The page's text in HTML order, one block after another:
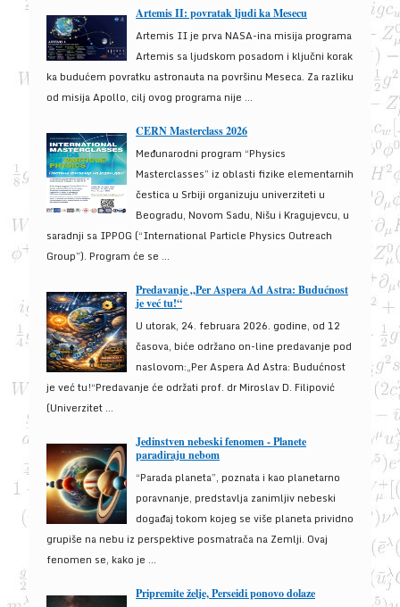
Artemis II: povratak ljudi ka Mesecu
Artemis II je prva NASA-ina misija programa
Artemis sa ljudskom posadom i ključni korak
ka budućem povratku astronauta na površinu Meseca. Za razliku
od misija Apollo, cilj ovog programa nije ...
CERN Masterclass 2026
Međunarodni program “Physics
Masterclasses” iz oblasti fizike elementarnih
čestica u Srbiji organizuju univerziteti u
Beogradu, Novom Sadu, Nišu i Kragujevcu, u
saradnji sa IPPOG (“International Particle Physics Outreach
Group”). Program će se ...
Predavanje „Per Aspera Ad Astra: Budućnost
je već tu!“
U utorak, 24. februara 2026. godine, od 12
časova, biće održano on-line predavanje pod
naslovom:„Per Aspera Ad Astra: Budućnost
je već tu!“Predavanje će održati prof. dr Miroslav D. Filipović
(Univerzitet ...
Jedinstven nebeski fenomen - Planete
paradiraju nebom
“Parada planeta”, poznata i kao planetarno
poravnanje, predstavlja zanimljiv nebeski
događaj tokom kojeg se više planeta prividno
grupiše na nebu iz perspektive posmatrača na Zemlji. Ovaj
fenomen se, kako je ...
Pripremite želje, Perseidi ponovo dolaze